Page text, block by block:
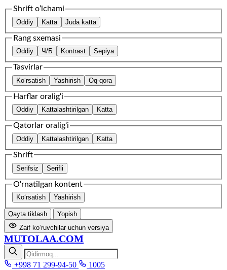
Shrift o‘lchami
Oddiy Katta Juda katta
Rang sxemasi
Oddiy Ч/Б Kontrast Sepiya
Tasvirlar
Ko‘rsatish Yashirish Oq-qora
Harflar oralig‘i
Oddiy Kattalashtirilgan Katta
Qatorlar oralig‘i
Oddiy Kattalashtirilgan Katta
Shrift
Serifsiz Serifli
O‘rnatilgan kontent
Ko‘rsatish Yashirish
Qayta tiklash
Yopish
Zaif ko‘ruvchilar uchun versiya
MUTOLAA.COM
+998 71 299-94-50 1005